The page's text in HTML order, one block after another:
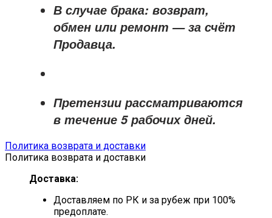
В случае брака: возврат,
обмен или ремонт —за счёт
Продавца.
Претензии рассматриваются
в течение 5 рабочих дней.
Политика возврата и доставки
Политика возврата и доставки
Доставка:
Доставляем по РК и за рубеж при 100%
предоплате.